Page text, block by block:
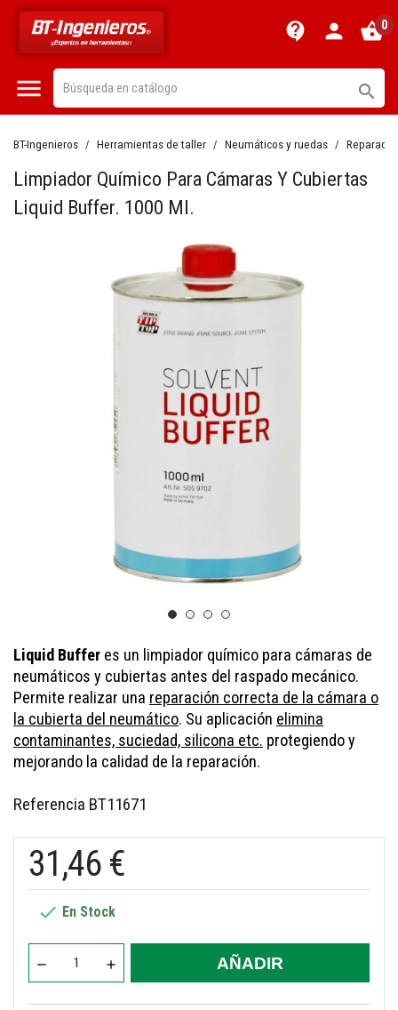
contact_support person shopping_basket0
 
BT-Ingenieros Herramientas de taller Neumáticos y ruedas
Limpiador Químico Para Cámaras Y Cubiertas
Liquid Buffer. 1000 Ml.
Liquid Buffer es un limpiador químico para cámaras de
neumáticos y cubiertas antes del raspado mecánico.
Permite realizar una reparación correcta de la cámara o
la cubierta del neumático. Su aplicación elimina
contaminantes, suciedad, silicona etc. protegiendo y
mejorando la calidad de la reparación.
Referencia BT11671
31,46 €
 En Stock
AÑADIR